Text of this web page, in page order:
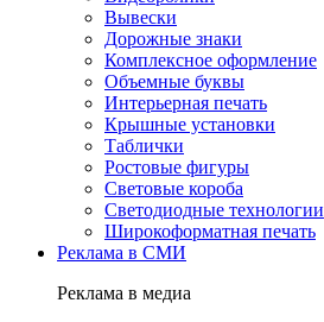
Вывески
Дорожные знаки
Комплексное оформление
Объемные буквы
Интерьерная печать
Крышные установки
Таблички
Ростовые фигуры
Световые короба
Светодиодные технологии
Широкоформатная печать
Реклама в СМИ
Реклама в медиа